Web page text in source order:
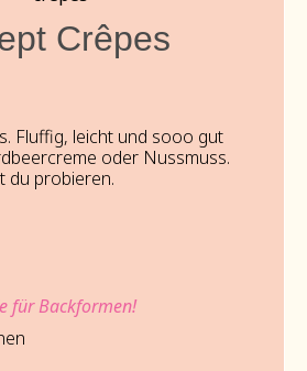
Crêpes
Fluffig, leicht und sooo gut
oder Nussmuss.
du probieren.
für Backformen!